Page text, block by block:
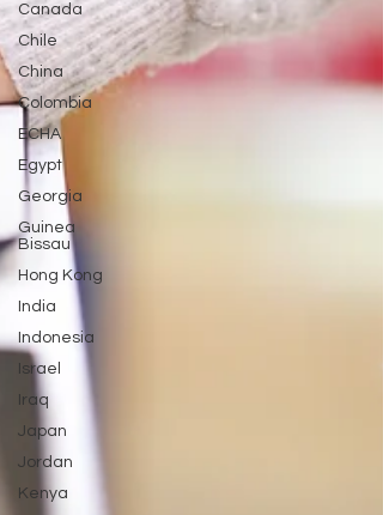
Canada
Chile
China
Colombia
ECHA
Egypt
Georgia
Guinea
Bissau
Hong Kong
India
Indonesia
Israel
Iraq
Japan
Jordan
Kenya